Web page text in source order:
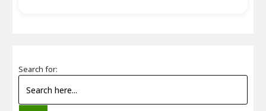
Search for: